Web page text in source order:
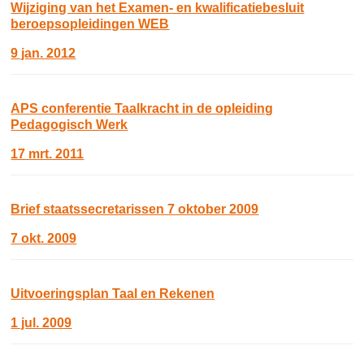
Wijziging van het Examen- en kwalificatiebesluit
beroepsopleidingen WEB
9 jan. 2012
APS conferentie Taalkracht in de opleiding
Pedagogisch Werk
17 mrt. 2011
Brief staatssecretarissen 7 oktober 2009
7 okt. 2009
Uitvoeringsplan Taal en Rekenen
1 jul. 2009